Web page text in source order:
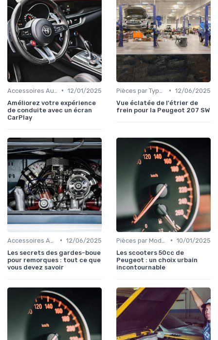
• 12/01/2025
Améliorez votre expérience
de conduite avec un écran
CarPlay
• 12/06/2025
Vue éclatée de l'étrier de
frein pour la Peugeot 207 SW
• 12/06/2025
Les secrets des gardes-boue
pour remorques : tout ce que
vous devez savoir
• 10/01/2025
Les scooters 50cc de
Peugeot : un choix urbain
incontournable